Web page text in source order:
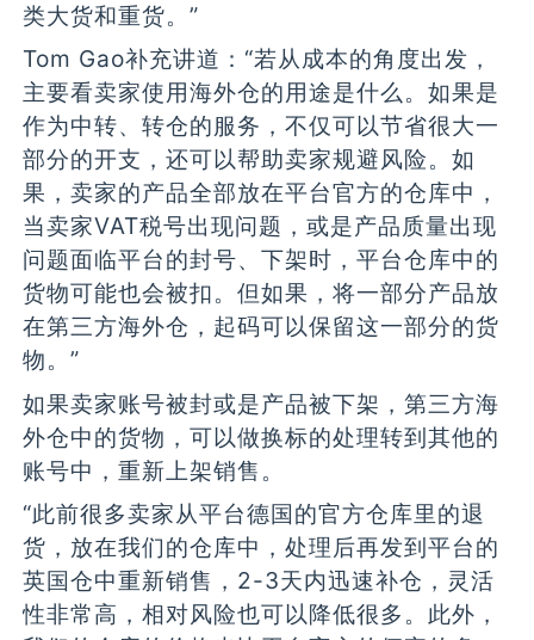
类大货和重货。”
Tom Gao补充讲道：“若从成本的角度出发，
主要看卖家使用海外仓的用途是什么。如果是
作为中转、转仓的服务，不仅可以节省很大一
部分的开支，还可以帮助卖家规避风险。如
果，卖家的产品全部放在平台官方的仓库中，
当卖家VAT税号出现问题，或是产品质量出现
问题面临平台的封号、下架时，平台仓库中的
货物可能也会被扣。但如果，将一部分产品放
在第三方海外仓，起码可以保留这一部分的货
物。”
如果卖家账号被封或是产品被下架，第三方海
外仓中的货物，可以做换标的处理转到其他的
账号中，重新上架销售。
“此前很多卖家从平台德国的官方仓库里的退
货，放在我们的仓库中，处理后再发到平台的
英国仓中重新销售，2-3天内迅速补仓，灵活
性非常高，相对风险也可以降低很多。此外，